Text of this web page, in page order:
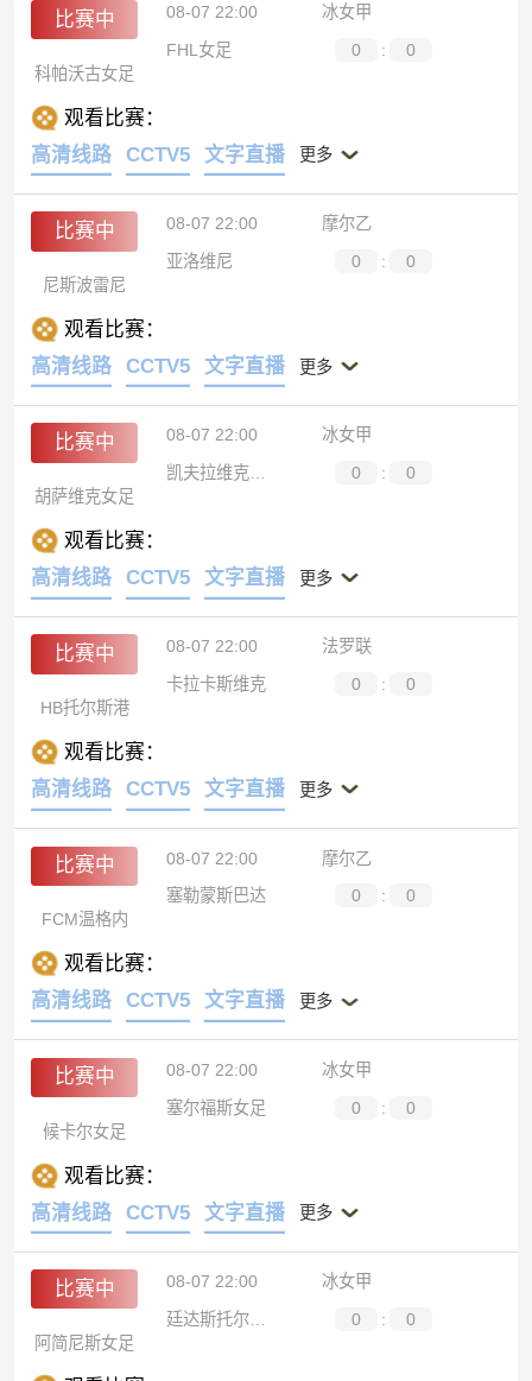
比赛中 08-07 22:00
冰女甲
FHL女足
0 :
0
科帕沃古女足
观看比赛：
高清线路
CCTV5 文字直播 更多
比赛中 08-07 22:00
摩尔乙
亚洛维尼
0 :
0
尼斯波雷尼
观看比赛：
高清线路
CCTV5 文字直播 更多
比赛中 08-07 22:00
冰女甲
凯夫拉维克女足
0 :
0
胡萨维克女足
观看比赛：
高清线路
CCTV5 文字直播 更多
比赛中 08-07 22:00
法罗联
卡拉卡斯维克
0 :
0
HB托尔斯港
观看比赛：
高清线路
CCTV5 文字直播 更多
比赛中 08-07 22:00
摩尔乙
塞勒蒙斯巴达
0 :
0
FCM温格内
观看比赛：
高清线路
CCTV5 文字直播 更多
比赛中 08-07 22:00
冰女甲
塞尔福斯女足
0 :
0
候卡尔女足
观看比赛：
高清线路
CCTV5 文字直播 更多
比赛中 08-07 22:00
冰女甲
廷达斯托尔女足
0 :
0
阿简尼斯女足